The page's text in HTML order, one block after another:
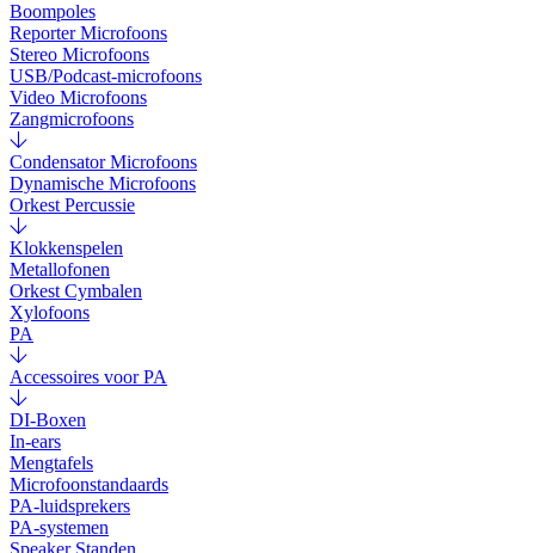
Boompoles
Reporter Microfoons
Stereo Microfoons
USB/Podcast-microfoons
Video Microfoons
Zangmicrofoons
Condensator Microfoons
Dynamische Microfoons
Orkest Percussie
Klokkenspelen
Metallofonen
Orkest Cymbalen
Xylofoons
PA
Accessoires voor PA
DI-Boxen
In-ears
Mengtafels
Microfoonstandaards
PA-luidsprekers
PA-systemen